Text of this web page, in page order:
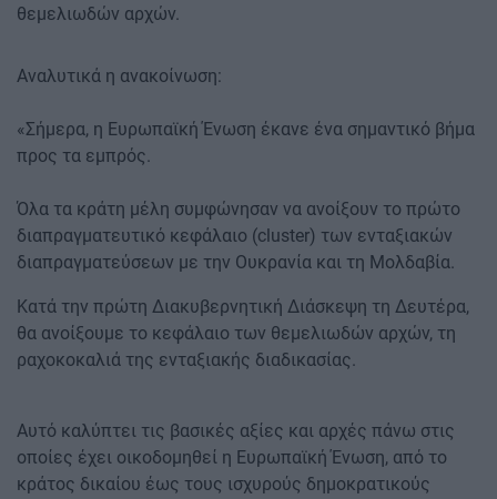
θεμελιωδών αρχών.
Αναλυτικά η ανακοίνωση:
«Σήμερα, η Ευρωπαϊκή Ένωση έκανε ένα σημαντικό βήμα
προς τα εμπρός.
Όλα τα κράτη μέλη συμφώνησαν να ανοίξουν το πρώτο
διαπραγματευτικό κεφάλαιο (cluster) των ενταξιακών
διαπραγματεύσεων με την Ουκρανία και τη Μολδαβία.
Κατά την πρώτη Διακυβερνητική Διάσκεψη τη Δευτέρα,
θα ανοίξουμε το κεφάλαιο των θεμελιωδών αρχών, τη
ραχοκοκαλιά της ενταξιακής διαδικασίας.
Αυτό καλύπτει τις βασικές αξίες και αρχές πάνω στις
οποίες έχει οικοδομηθεί η Ευρωπαϊκή Ένωση, από το
κράτος δικαίου έως τους ισχυρούς δημοκρατικούς